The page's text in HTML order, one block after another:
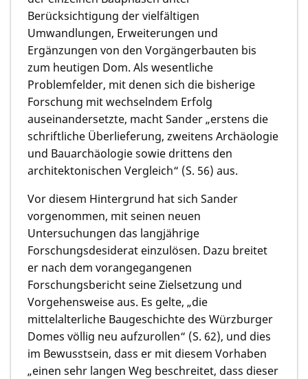
Berücksichtigung der vielfältigen
Umwandlungen, Erweiterungen und
Ergänzungen von den Vorgängerbauten bis
zum heutigen Dom. Als wesentliche
Problemfelder, mit denen sich die bisherige
Forschung mit wechselndem Erfolg
auseinandersetzte, macht Sander „erstens die
schriftliche Überlieferung, zweitens Archäologie
und Bauarchäologie sowie drittens den
architektonischen Vergleich“ (S. 56) aus.
Vor diesem Hintergrund hat sich Sander
vorgenommen, mit seinen neuen
Untersuchungen das langjährige
Forschungsdesiderat einzulösen. Dazu breitet
er nach dem vorangegangenen
Forschungsbericht seine Zielsetzung und
Vorgehensweise aus. Es gelte, „die
mittelalterliche Baugeschichte des Würzburger
Domes völlig neu aufzurollen“ (S. 62), und dies
im Bewusstsein, dass er mit diesem Vorhaben
„einen sehr langen Weg beschreitet, dass dieser